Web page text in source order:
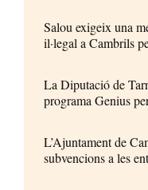
Salou exigeix una
il·legal a Cambrils
La Diputació de
programa Genius
L’Ajuntament de
subvencions a les